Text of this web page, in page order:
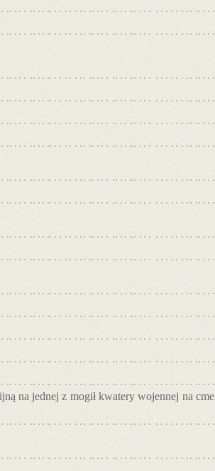
na jednej z mogił kwatery wojennej na